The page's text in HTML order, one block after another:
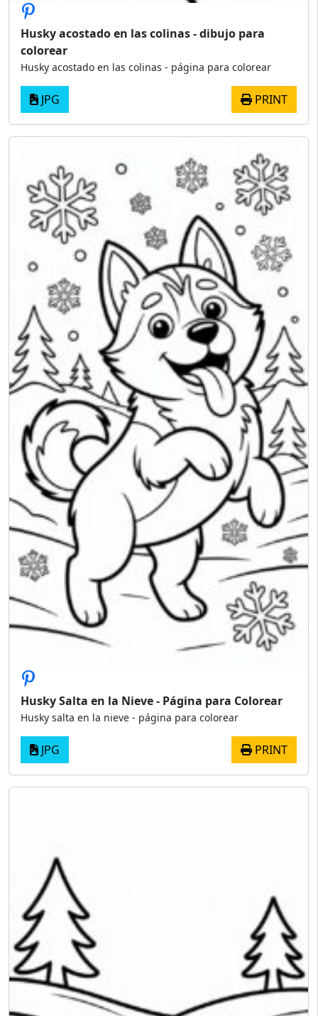
Husky acostado en las colinas - dibujo para
colorear
Husky acostado en las colinas - página para colorear
JPG PRINT
Husky Salta en la Nieve - Página para Colorear
Husky salta en la nieve - página para colorear
JPG PRINT